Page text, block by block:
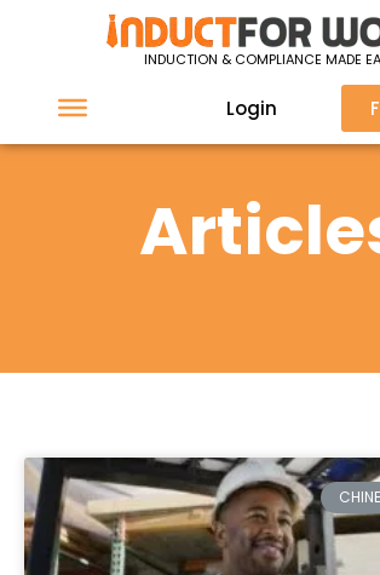
INDUCTION & COMPLIANCE MADE
Login